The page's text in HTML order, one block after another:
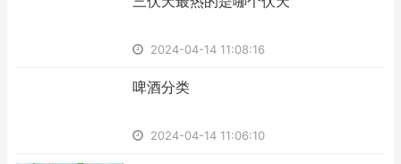
2024-04-14 11:08:16
​啤酒分类
2024-04-14 11:06:10